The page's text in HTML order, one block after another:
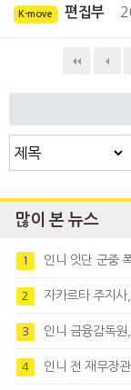
K-move 편집부
많이 본 뉴스
1 인니 잇단 군중
2 자카르타 주지
3 인니 금융감독원,
4 인니 전 재무장